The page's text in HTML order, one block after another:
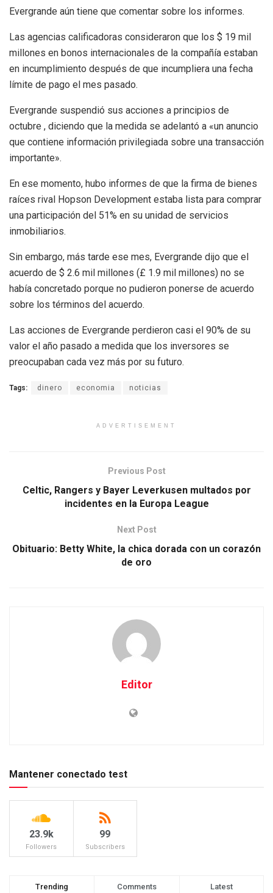
Evergrande aún tiene que comentar sobre los informes.
Las agencias calificadoras consideraron que los $ 19 mil
millones en bonos internacionales de la compañía estaban
en incumplimiento después de que incumpliera una fecha
límite de pago el mes pasado.
Evergrande suspendió sus acciones a principios de
octubre , diciendo que la medida se adelantó a «un anuncio
que contiene información privilegiada sobre una transacción
importante».
En ese momento, hubo informes de que la firma de bienes
raíces rival Hopson Development estaba lista para comprar
una participación del 51% en su unidad de servicios
inmobiliarios.
Sin embargo, más tarde ese mes, Evergrande dijo que el
acuerdo de $ 2.6 mil millones (£ 1.9 mil millones) no se
había concretado porque no pudieron ponerse de acuerdo
sobre los términos del acuerdo.
Las acciones de Evergrande perdieron casi el 90% de su
valor el año pasado a medida que los inversores se
preocupaban cada vez más por su futuro.
Tags: dinero economia noticias
ADVERTISEMENT
Previous Post
Celtic, Rangers y Bayer Leverkusen multados por
incidentes en la Europa League
Next Post
Obituario: Betty White, la chica dorada con un corazón
de oro
Editor
Mantener conectado test
23.9k
Followers
99
Subscribers
Trending Comments Latest